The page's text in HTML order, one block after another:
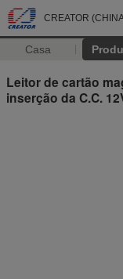
CREATOR
Casa
Leitor de cartão
inserção da C.C.